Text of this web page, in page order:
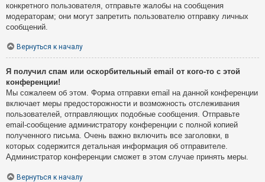
конкретного пользователя, отправьте жалобы на сообщения
модераторам; они могут запретить пользователю отправку личных
сообщений.
Вернуться к началу
Я получил спам или оскорбительный email от кого-то с этой
конференции!
Мы сожалеем об этом. Форма отправки email на данной конференции
включает меры предосторожности и возможность отслеживания
пользователей, отправляющих подобные сообщения. Отправьте
email-сообщение администратору конференции с полной копией
полученного письма. Очень важно включить все заголовки, в
которых содержится детальная информация об отправителе.
Администратор конференции сможет в этом случае принять меры.
Вернуться к началу